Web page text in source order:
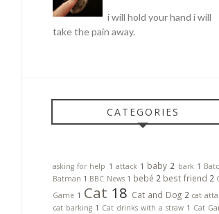
i will hold your hand i will
take the pain away.
CATEGORIES
asking for help 1 attack 1 baby 2 bark 1
Batman 1 BBC News 1 bebé 2 best friend 2
Game 1 Cat 18 Cat and Dog 2 cat
cat barking 1 Cat drinks with a straw 1 Cat